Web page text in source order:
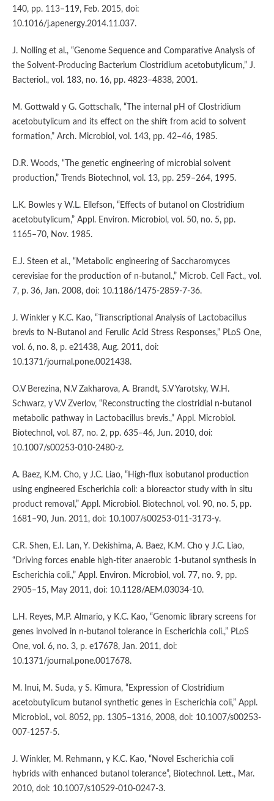
140, pp. 113–119, Feb. 2015, doi:
10.1016/j.apenergy.2014.11.037.
J. Nolling et al., “Genome Sequence and Comparative Analysis of
the Solvent-Producing Bacterium Clostridium acetobutylicum,” J.
Bacteriol., vol. 183, no. 16, pp. 4823–4838, 2001.
M. Gottwald y G. Gottschalk, “The internal pH of Clostridium
acetobutylicum and its effect on the shift from acid to solvent
formation,” Arch. Microbiol, vol. 143, pp. 42–46, 1985.
D.R. Woods, “The genetic engineering of microbial solvent
production,” Trends Biotechnol, vol. 13, pp. 259–264, 1995.
L.K. Bowles y W.L. Ellefson, “Effects of butanol on Clostridium
acetobutylicum,” Appl. Environ. Microbiol, vol. 50, no. 5, pp.
1165–70, Nov. 1985.
E.J. Steen et al., “Metabolic engineering of Saccharomyces
cerevisiae for the production of n-butanol.,” Microb. Cell Fact., vol.
7, p. 36, Jan. 2008, doi: 10.1186/1475-2859-7-36.
J. Winkler y K.C. Kao, “Transcriptional Analysis of Lactobacillus
brevis to N-Butanol and Ferulic Acid Stress Responses,” PLoS One,
vol. 6, no. 8, p. e21438, Aug. 2011, doi:
10.1371/journal.pone.0021438.
O.V Berezina, N.V Zakharova, A. Brandt, S.V Yarotsky, W.H.
Schwarz, y V.V Zverlov, “Reconstructing the clostridial n-butanol
metabolic pathway in Lactobacillus brevis.,” Appl. Microbiol.
Biotechnol, vol. 87, no. 2, pp. 635–46, Jun. 2010, doi:
10.1007/s00253-010-2480-z.
A. Baez, K.M. Cho, y J.C. Liao, “High-flux isobutanol production
using engineered Escherichia coli: a bioreactor study with in situ
product removal,” Appl. Microbiol. Biotechnol, vol. 90, no. 5, pp.
1681–90, Jun. 2011, doi: 10.1007/s00253-011-3173-y.
C.R. Shen, E.I. Lan, Y. Dekishima, A. Baez, K.M. Cho y J.C. Liao,
“Driving forces enable high-titer anaerobic 1-butanol synthesis in
Escherichia coli.,” Appl. Environ. Microbiol, vol. 77, no. 9, pp.
2905–15, May 2011, doi: 10.1128/AEM.03034-10.
L.H. Reyes, M.P. Almario, y K.C. Kao, “Genomic library screens for
genes involved in n-butanol tolerance in Escherichia coli.,” PLoS
One, vol. 6, no. 3, p. e17678, Jan. 2011, doi:
10.1371/journal.pone.0017678.
M. Inui, M. Suda, y S. Kimura, “Expression of Clostridium
acetobutylicum butanol synthetic genes in Escherichia coli,” Appl.
Microbiol., vol. 8052, pp. 1305–1316, 2008, doi: 10.1007/s00253-
007-1257-5.
J. Winkler, M. Rehmann, y K.C. Kao, “Novel Escherichia coli
hybrids with enhanced butanol tolerance”, Biotechnol. Lett., Mar.
2010, doi: 10.1007/s10529-010-0247-3.